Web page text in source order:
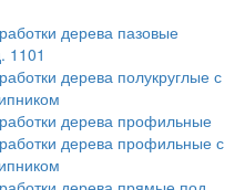
дерева пазовые
1101
дерева полукруглые с
дерева профильные
дерева профильные с